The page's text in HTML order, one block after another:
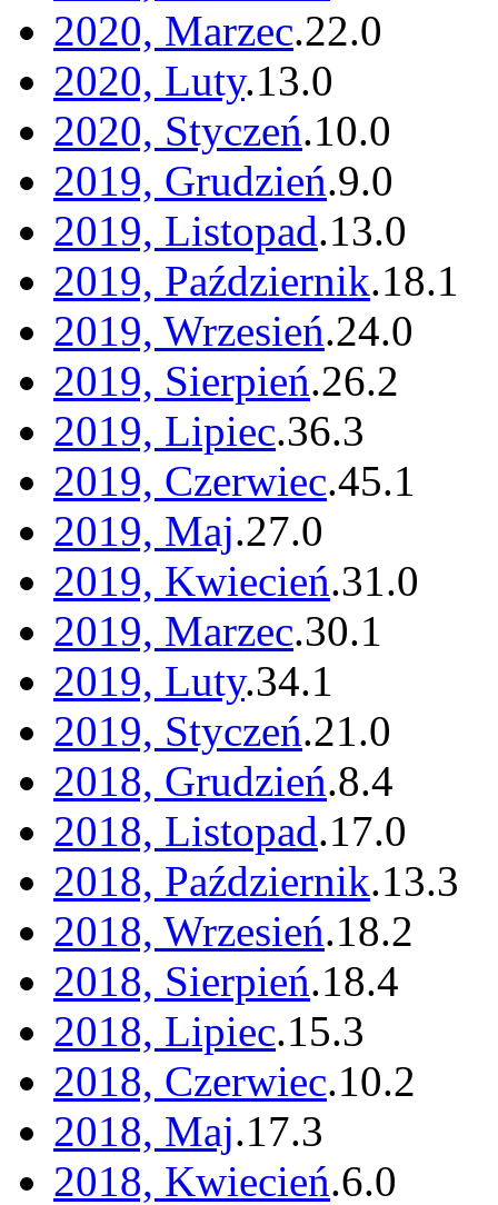
2020, Marzec.22.0
2020, Luty.13.0
2020, Styczeń.10.0
2019, Grudzień.9.0
2019, Listopad.13.0
2019, Październik.18.1
2019, Wrzesień.24.0
2019, Sierpień.26.2
2019, Lipiec.36.3
2019, Czerwiec.45.1
2019, Maj.27.0
2019, Kwiecień.31.0
2019, Marzec.30.1
2019, Luty.34.1
2019, Styczeń.21.0
2018, Grudzień.8.4
2018, Listopad.17.0
2018, Październik.13.3
2018, Wrzesień.18.2
2018, Sierpień.18.4
2018, Lipiec.15.3
2018, Czerwiec.10.2
2018, Maj.17.3
2018, Kwiecień.6.0